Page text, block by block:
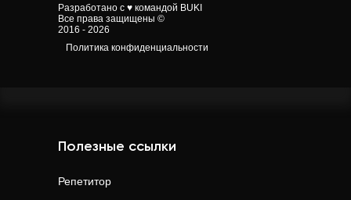
Разработано с ♥ командой BUKI
Все права защищены ©
2016 - 2026
Политика конфиденциальности
Полезные ссылки
Репетитор